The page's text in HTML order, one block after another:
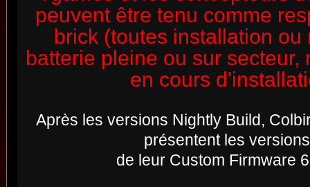
peuvent être tenu comme
brick (toutes installation ou
batterie pleine ou sur secteur,
en cours
Après les versions Nightly Build,
présentent les
de leur Custom Firmware